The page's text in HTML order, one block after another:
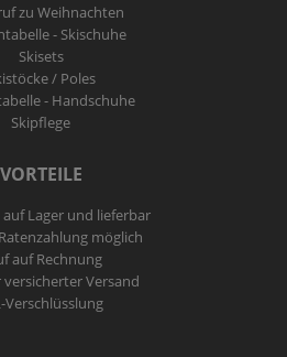
zu Weihnachten
- Skischuhe
Skisets
/ Poles
- Handschuhe
Skipflege
VORTEILE
Lager und lieferbar
möglich
auf Rechnung
versicherter Versand
Verschlüsslung